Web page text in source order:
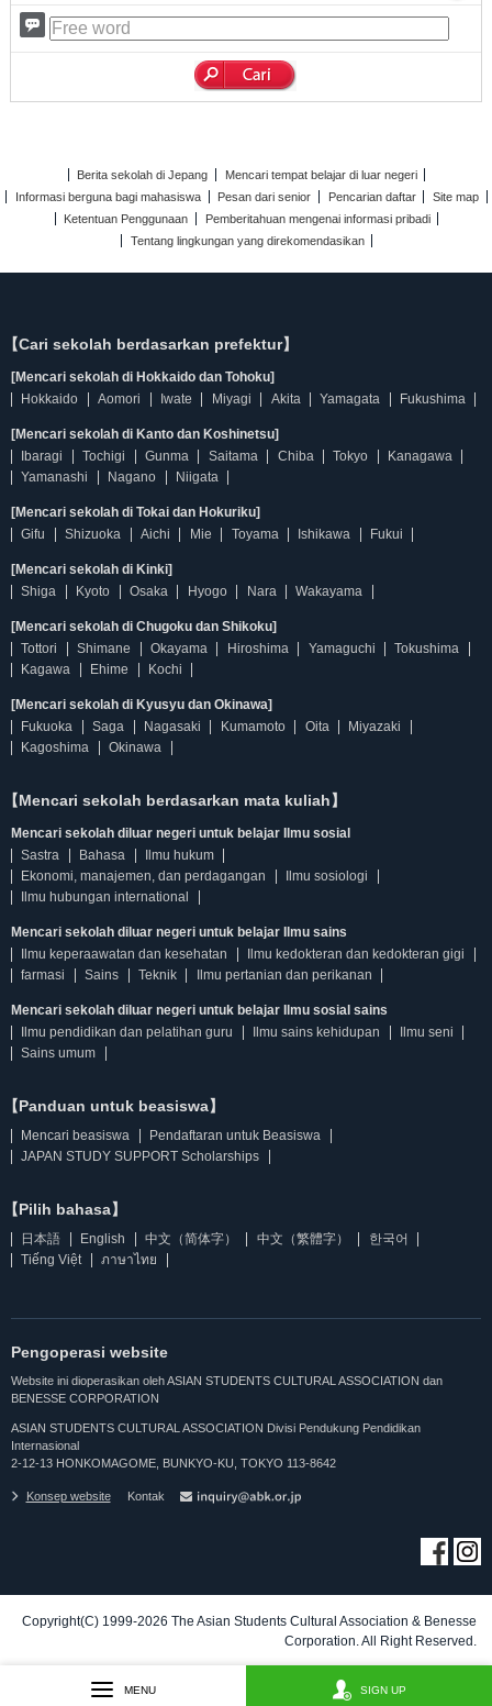
Berita sekolah di Jepang
Mencari tempat belajar di luar negeri
Informasi berguna bagi mahasiswa
Pesan dari senior Pencarian daftar
Site map
Ketentuan Penggunaan
Pemberitahuan mengenai informasi pribadi
Tentang lingkungan yang direkomendasikan
【Cari sekolah berdasarkan prefektur】
[Mencari sekolah di Hokkaido dan Tohoku]
Hokkaido
Aomori Iwate Miyagi Akita Yamagata Fukushima
[Mencari sekolah di Kanto dan Koshinetsu]
Ibaragi
Tochigi Gunma Saitama Chiba Tokyo
Kanagawa
Yamanashi
Nagano Niigata
[Mencari sekolah di Tokai dan Hokuriku]
Gifu
Shizuoka Aichi Mie Toyama Ishikawa Fukui
[Mencari sekolah di Kinki]
Shiga
Kyoto Osaka Hyogo Nara Wakayama
[Mencari sekolah di Chugoku dan Shikoku]
Tottori
Shimane Okayama Hiroshima Yamaguchi
Tokushima
Kagawa
Ehime Kochi
[Mencari sekolah di Kyusyu dan Okinawa]
Fukuoka
Saga Nagasaki Kumamoto Oita
Miyazaki
Kagoshima
Okinawa
【Mencari sekolah berdasarkan mata kuliah】
Mencari sekolah diluar negeri untuk belajar Ilmu sosial
Sastra
Bahasa
Ilmu hukum
Ekonomi, manajemen, dan perdagangan
Ilmu sosiologi
Ilmu hubungan international
Mencari sekolah diluar negeri untuk belajar Ilmu sains
Ilmu keperaawatan dan kesehatan
Ilmu kedokteran dan kedokteran gigi
farmasi
Sains Teknik Ilmu pertanian dan perikanan
Mencari sekolah diluar negeri untuk belajar Ilmu sosial sains
Ilmu pendidikan dan pelatihan guru
Ilmu sains kehidupan
Ilmu seni
Sains umum
【Panduan untuk beasiswa】
Mencari beasiswa
Pendaftaran untuk Beasiswa
JAPAN STUDY SUPPORT Scholarships
【Pilih bahasa】
日本語 English 中文（简体字） 中文（繁體字）
한국어
Tiếng Việt
ภาษาไทย
Pengoperasi website
Website ini dioperasikan oleh ASIAN STUDENTS CULTURAL ASSOCIATION dan
BENESSE CORPORATION
ASIAN STUDENTS CULTURAL ASSOCIATION Divisi Pendukung Pendidikan
Internasional
2-12-13 HONKOMAGOME, BUNKYO-KU, TOKYO 113-8642
Konsep website Kontak
Copyright(C) 1999-2026 The Asian Students Cultural Association & Benesse
Corporation. All Right Reserved.
MENU SIGN UP